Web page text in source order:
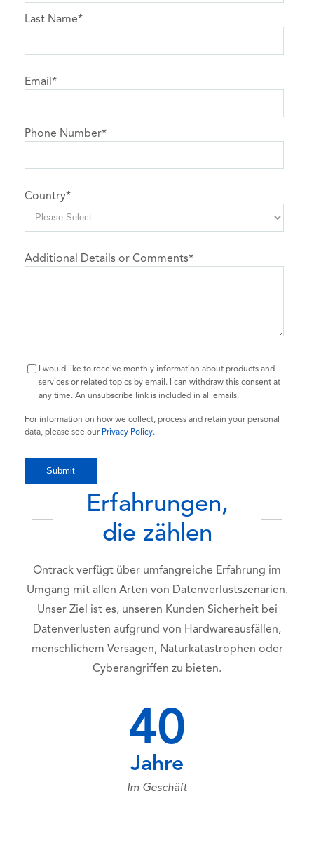
Last Name*
Email *
Phone Number*
Country*
Additional Details or Comments*
I would like to receive monthly information about products and
services or related topics by email. I can withdraw this consent at
any time. An unsubscribe link is included in all emails.
For information on how we collect, process and retain your personal
data, please see our Privacy Policy.
Erfahrungen,
die zählen
Ontrack verfügt über umfangreiche Erfahrung im
Umgang mit allen Arten von Datenverlustszenarien.
Unser Ziel ist es, unseren Kunden Sicherheit bei
Datenverlusten aufgrund von Hardwareausfällen,
menschlichem Versagen, Naturkatastrophen oder
Cyberangriffen zu bieten.
40
Jahre
Im Geschäft